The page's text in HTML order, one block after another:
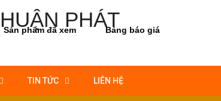
Sản phẩm đã xem Bảng báo giá
TIN TỨC LIÊN HỆ